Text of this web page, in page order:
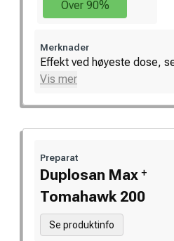
Over 90%
Merknader
Effekt ved høyeste dose,
Vis mer
Preparat
Duplosan Max +
Tomahawk 200
Se produktinfo